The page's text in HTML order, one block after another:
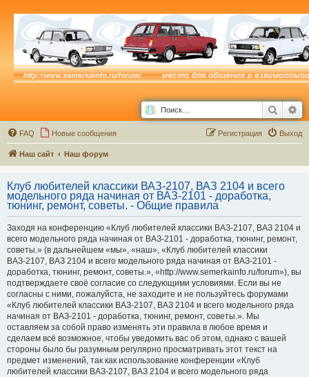
Поиск
FAQ Новые сообщения Выход
Регистрация
Наш сайт Наш форум
Клуб любителей классики ВАЗ-2107, ВАЗ 2104 и всего
модельного ряда начиная от ВАЗ-2101 - доработка,
тюнинг, ремонт, советы. - Общие правила
Заходя на конференцию «Клуб любителей классики ВАЗ-2107, ВАЗ 2104 и
всего модельного ряда начиная от ВАЗ-2101 - доработка, тюнинг, ремонт,
советы.» (в дальнейшем «мы», «наш», «Клуб любителей классики
ВАЗ-2107, ВАЗ 2104 и всего модельного ряда начиная от ВАЗ-2101 -
доработка, тюнинг, ремонт, советы.», «http://www.semerkainfo.ru/forum»), вы
подтверждаете своё согласие со следующими условиями. Если вы не
согласны с ними, пожалуйста, не заходите и не пользуйтесь форумами
«Клуб любителей классики ВАЗ-2107, ВАЗ 2104 и всего модельного ряда
начиная от ВАЗ-2101 - доработка, тюнинг, ремонт, советы.». Мы
оставляем за собой право изменять эти правила в любое время и
сделаем всё возможное, чтобы уведомить вас об этом, однако с вашей
стороны было бы разумным регулярно просматривать этот текст на
предмет изменений, так как использование конференции «Клуб
любителей классики ВАЗ-2107, ВАЗ 2104 и всего модельного ряда